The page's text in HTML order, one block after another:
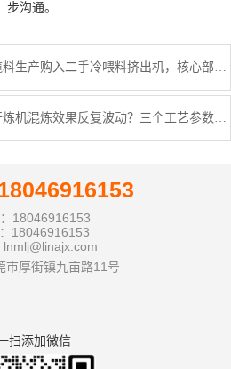
步沟通。
电线电缆料生产购入二手冷喂料挤出机，核心部件状态比价格更关键
电缆料开炼机混炼效果反复波动？三个工艺参数值得重新审视
18046916153
18046916153
lnmlj@linajx.com
市厚街镇九亩路11号
扫添加微信